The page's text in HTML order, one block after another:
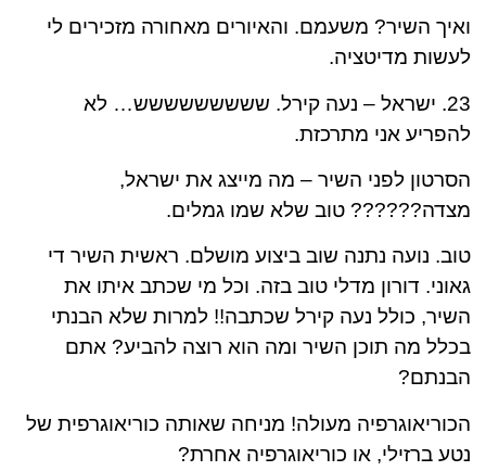
ואיך השיר? משעמם. והאיורים מאחורה מזכירים לי
לעשות מדיטציה.
23. ישראל – נעה קירל. ששששששששש… לא
להפריע אני מתרכזת.
הסרטון לפני השיר – מה מייצג את ישראל,
מצדה?????? טוב שלא שמו גמלים.
טוב. נועה נתנה שוב ביצוע מושלם. ראשית השיר די
גאוני. דורון מדלי טוב בזה. וכל מי שכתב איתו את
השיר, כולל נעה קירל שכתבה!! למרות שלא הבנתי
בכלל מה תוכן השיר ומה הוא רוצה להביע? אתם
הבנתם?
הכוריאוגרפיה מעולה! מניחה שאותה כוריאוגרפית של
נטע ברזילי, או כוריאוגרפיה אחרת?